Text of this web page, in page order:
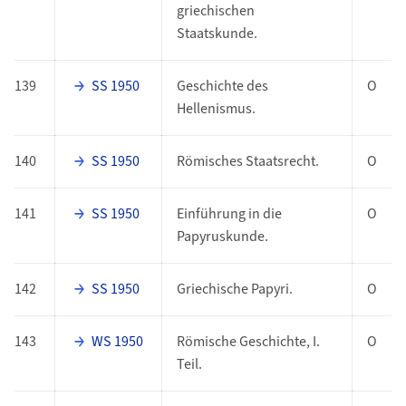
griechischen
Staatskunde.
139 SS 1950
Geschichte des
Hellenismus.
O
140 SS 1950 Römisches Staatsrecht. O
141 SS 1950
Einführung in die
Papyruskunde.
O
142 SS 1950 Griechische Papyri. O
143 WS 1950
Römische Geschichte, I.
Teil.
O